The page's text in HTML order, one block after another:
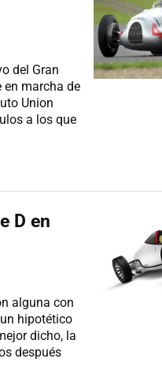
del Gran
en marcha de
Union
a los que
D en
alguna con
hipotético
dicho, la
después